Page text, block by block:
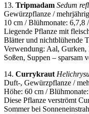
13. Tripmadam Sedum
Gewürzpflanze /
10 cm / Blühmonate: 6,7,8
Liegende Pflanze mit
Blätter und nichtblühende
Verwendung: Aal, Gurken,
Soßen, Suppen – sparsam
14. Currykraut
Duft-, Gewürzpflanze /
Höhe: 60 cm /
Diese Pflanze verströmt
Sommer bei